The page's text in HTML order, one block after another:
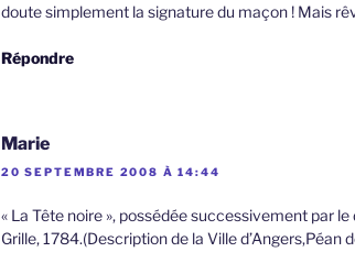
doute simplement la signature du maçon ! Mais
Répondre
Marie
20 SEPTEMBRE 2008 À 14:44
« La Tête noire », possédée successivement par
Grille, 1784.(Description de la Ville d’Angers,Péan